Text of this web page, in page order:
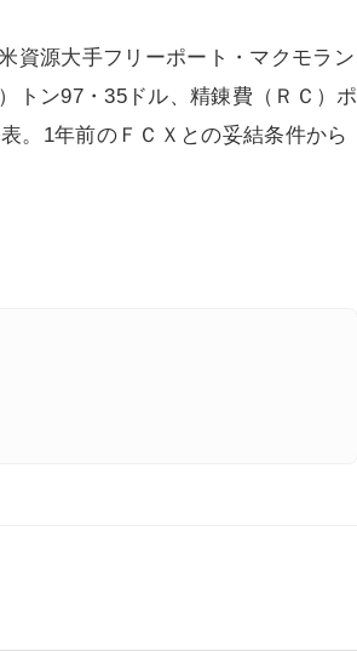
資源大手フリーポート・マクモラン
トン97・35ドル、精錬費（ＲＣ）ポ
。1年前のＦＣＸとの妥結条件から